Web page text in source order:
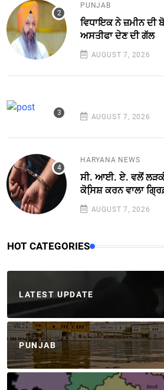
PUNJAB
ਵਿਧਾਇਕ ਨੇ ਜ਼ਮੀਨ ਦੀ
ਅਸਤੀਫਾ ਦੇਣ ਦੀ ਗੱਲ
AUGUST 7, 2026
AUGUST 7, 2026
HARYANA NEWS
ਸੀ. ਆਈ. ਏ. ਵਲੋਂ
ਕੋਸਿ਼ਸ਼ ਕਰਨ ਵਾਲਾ
AUGUST 7, 2026
HOT CATEGORIES
LATEST UPDATE
PUNJAB